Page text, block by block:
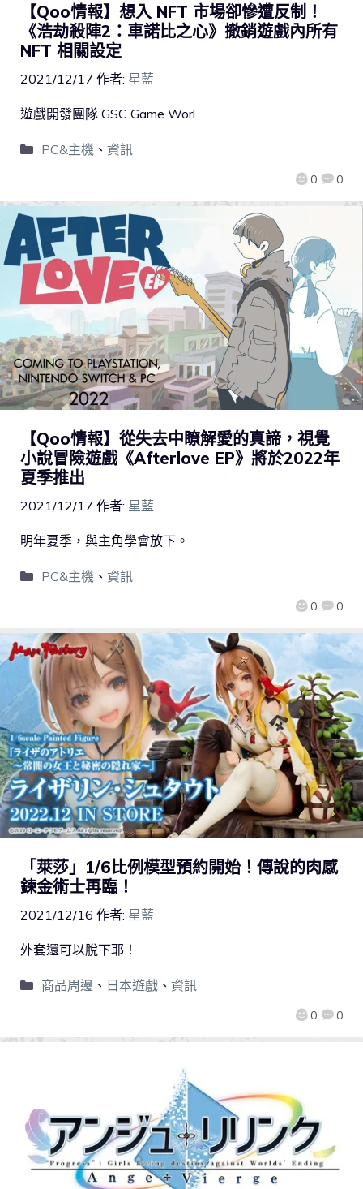
【Qoo情報】想入 NFT 市場卻慘遭反制！
《浩劫殺陣2：車諾比之心》撤銷遊戲內所有
NFT 相關設定
2021/12/17 作者: 星藍
0 0
遊戲開發團隊 GSC Game Worl
PC&主機 、 資訊
【Qoo情報】從失去中瞭解愛的真諦，視覺
小說冒險遊戲《Afterlove EP》將於2022年
夏季推出
2021/12/17 作者: 星藍
0 0
明年夏季，與主角學會放下。
PC&主機、 資訊
「萊莎」1/6比例模型預約開始！傳說的肉感
鍊金術士再臨！
2021/12/16 作者: 星藍
0 0
外套還可以脫下耶！
商品周邊 、 日本遊戲、 資訊